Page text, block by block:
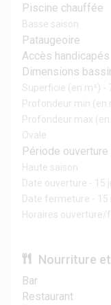
Piscine chauffée
Basse saison
Pataugeoire
Accès handicapés
Dimensions
Superficie (en m²) -
Profondeur min (en
Profondeur max (en
Ovale
Période
Haute saison
Date ouverture - 15
Date fermeture -
Horaires ouverture/
Nourriture
Bar
Restaurant